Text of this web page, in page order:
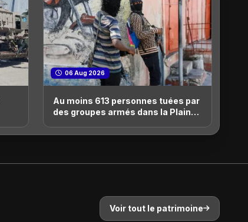
06 Aug 2026
Au moins 613 personnes tuées par
des groupes armés dans la Plaine
Voir tout le patrimoine